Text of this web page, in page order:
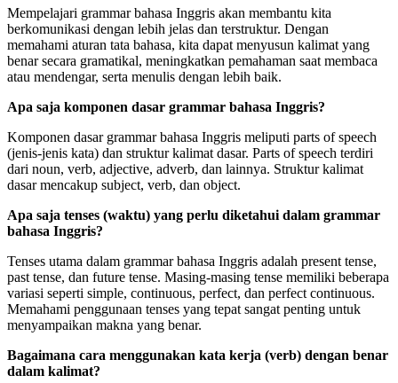
Mempelajari grammar bahasa Inggris akan membantu kita
berkomunikasi dengan lebih jelas dan terstruktur. Dengan
memahami aturan tata bahasa, kita dapat menyusun kalimat yang
benar secara gramatikal, meningkatkan pemahaman saat membaca
atau mendengar, serta menulis dengan lebih baik.
Apa saja komponen dasar grammar bahasa Inggris?
Komponen dasar grammar bahasa Inggris meliputi parts of speech
(jenis-jenis kata) dan struktur kalimat dasar. Parts of speech terdiri
dari noun, verb, adjective, adverb, dan lainnya. Struktur kalimat
dasar mencakup subject, verb, dan object.
Apa saja tenses (waktu) yang perlu diketahui dalam grammar
bahasa Inggris?
Tenses utama dalam grammar bahasa Inggris adalah present tense,
past tense, dan future tense. Masing-masing tense memiliki beberapa
variasi seperti simple, continuous, perfect, dan perfect continuous.
Memahami penggunaan tenses yang tepat sangat penting untuk
menyampaikan makna yang benar.
Bagaimana cara menggunakan kata kerja (verb) dengan benar
dalam kalimat?